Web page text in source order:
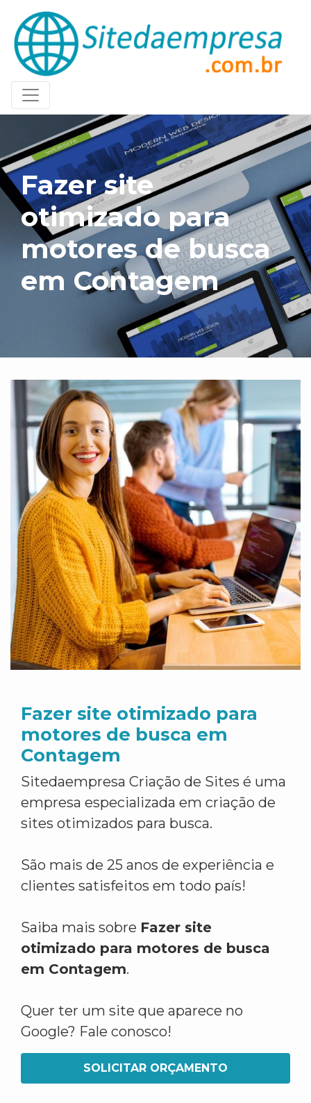
Fazer site
otimizado para
motores de busca
em Contagem
Fazer site otimizado para
motores de busca em
Contagem
Sitedaempresa Criação de Sites é uma
empresa especializada em criação de
sites otimizados para busca.
São mais de 25 anos de experiência e
clientes satisfeitos em todo país!
Saiba mais sobre Fazer site
otimizado para motores de busca
em Contagem.
Quer ter um site que aparece no
Google? Fale conosco!
SOLICITAR ORÇAMENTO